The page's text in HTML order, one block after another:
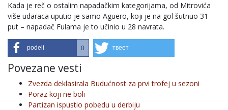
Kada je reč o ostalim napadačkim kategorijama, od Mitrovića
više udaraca uputio je samo Aguero, koji je na gol šutnuo 31
put – napadač Fulama je to učinio u 28 navrata.
podeli 0 твеет
Povezane vesti
Zvezda deklasirala Budućnost za prvi trofej u sezoni
Poraz koji ne boli
Partizan ispustio pobedu u derbiju